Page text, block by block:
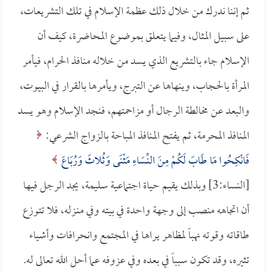
ثم إننا ندرك من خلال ذلك عظمة الإسلام في تلك التشريعات،
على سبيل المثال، وفيما يتعلق بموضوع المحاضرة، كيف أن
الإسلام جاء بالتشريع الذي يسد من خلاله منافذ الحرام، فيأمر
المرأة بالحجاب، وينهاها عن التبرج، ويأمرها بالقرار في البيوت،
والبعد عن مخالطة الرجال أو مزاحمتهم، فنجد الإسلام وهو يسد
المنافذ المحرمة، ثم يفتح المنافذ المباحة بالزواج الشرعي:
فَانْكِحُوا مَا طَابَ لَكُمْ مِنَ النِّسَاءِ مَثْنَى وَثُلاثَ وَرُبَاعَ
[النساء:3] وبذلك يقيم حياة اجتماعية سليمة، يجد الرجل فيها
أن اتجاهه منصب إلى وجهة واحدة في بيته وفي منـزله، فلا تتوزع
طاقاته وقوته نهباً لمظاهر يراها في المجتمع وانحرافات وأشياء
تثيره، وقد تكون سبباً في بعده وفي عزوفه عما أحل الله تعالى له.